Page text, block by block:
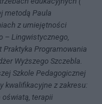
metodą Paula
z umiejętności
– Lingwistycznego,
Programowania
Wyższego Szczebla.
Szkole Pedagogicznej
kwalifikacyjne z zakresu:
oświatą, terapii